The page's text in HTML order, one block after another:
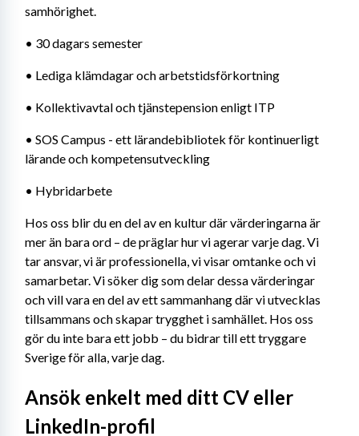
samhörighet.
• 30 dagars semester
• Lediga klämdagar och arbetstidsförkortning
• Kollektivavtal och tjänstepension enligt ITP
• SOS Campus - ett lärandebibliotek för kontinuerligt
lärande och kompetensutveckling
• Hybridarbete
Hos oss blir du en del av en kultur där värderingarna är
mer än bara ord – de präglar hur vi agerar varje dag. Vi
tar ansvar, vi är professionella, vi visar omtanke och vi
samarbetar. Vi söker dig som delar dessa värderingar
och vill vara en del av ett sammanhang där vi utvecklas
tillsammans och skapar trygghet i samhället. Hos oss
gör du inte bara ett jobb – du bidrar till ett tryggare
Sverige för alla, varje dag.
Ansök enkelt med ditt CV eller
LinkedIn-profil